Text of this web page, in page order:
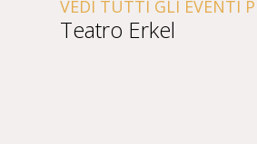
VEDI TUTTI GLI EVENTI
Teatro Erkel